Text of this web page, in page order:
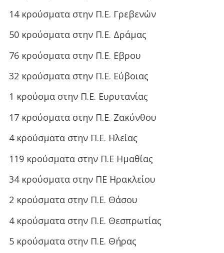
14 κρούσματα στην Π.Ε. Γρεβενών
50 κρούσματα στην Π.Ε. Δράμας
76 κρούσματα στην Π.Ε. Εβρου
32 κρούσματα στην Π.Ε. Εύβοιας
1 κρούσμα στην Π.Ε. Ευρυτανίας
17 κρούσματα στην Π.Ε. Ζακύνθου
4 κρούσματα στην Π.Ε. Ηλείας
119 κρούσματα στην Π.Ε Ημαθίας
34 κρούσματα στην ΠΕ Ηρακλείου
2 κρούσματα στην Π.Ε. Θάσου
4 κρούσματα στην Π.Ε. Θεσπρωτίας
5 κρούσματα στην Π.Ε. Θήρας